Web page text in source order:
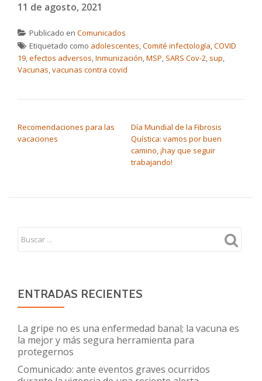
11 de agosto, 2021
Publicado en Comunicados
Etiquetado como adolescentes,Comité infectología,COVID
19,efectos adversos,Inmunización,MSP, SARS Cov-2, sup,
Vacunas,vacunas contra covid
Recomendaciones para las
vacaciones
Día Mundial de la Fibrosis
Quística: vamos por buen
camino, ¡hay que seguir
trabajando!
ENTRADAS RECIENTES
La gripe no es una enfermedad banal; la vacuna es
la mejor y más segura herramienta para
protegernos
Comunicado: ante eventos graves ocurridos